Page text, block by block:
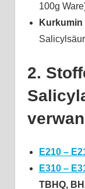
100g
Kurkumin
2.
E210 –
E310 –
TBHQ,